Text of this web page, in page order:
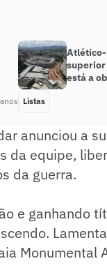
Atlético-
superior
está a
Listas
anunciou a
da equipe,
da guerra.
e ganhando
Monumental